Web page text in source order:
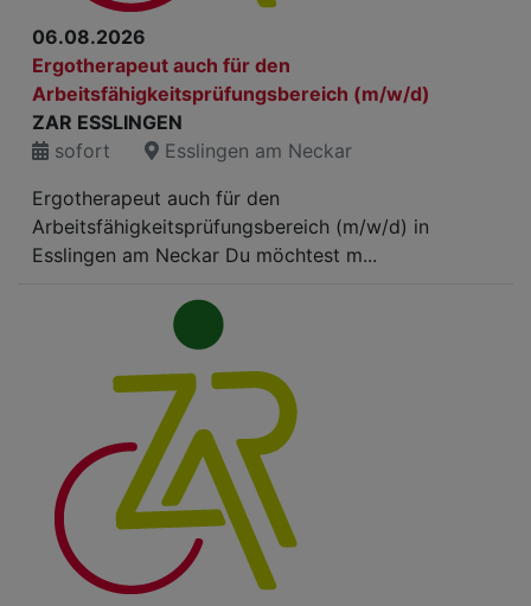
06.08.2026
Ergotherapeut auch für den
Arbeitsfähigkeitsprüfungsbereich (m/w/d)
ZAR ESSLINGEN
sofort
Esslingen am Neckar
Ergotherapeut auch für den
Arbeitsfähigkeitsprüfungsbereich (m/w/d) in
Esslingen am Neckar Du möchtest m...